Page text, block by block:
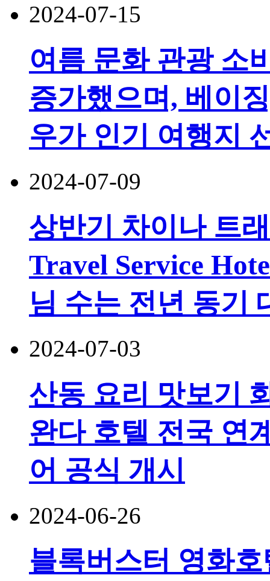
2024-07-15
여름 문화 관광 소
증가했으며, 베이
우가 인기 여행지
2024-07-09
상반기 차이나 트
Travel Service
님 수는 전년 동기
2024-07-03
산동 요리 맛보기
완다 호텔 전국 연
어 공식 개시
2024-06-26
블록버스터 영화